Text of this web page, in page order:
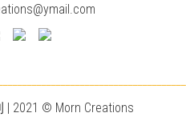
| 2021 © Morn Creations